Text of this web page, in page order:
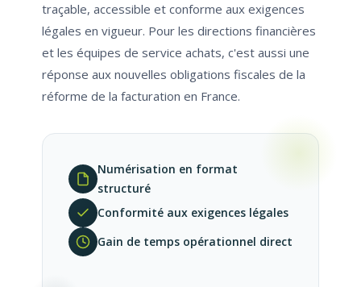
traçable, accessible et conforme aux exigences
légales en vigueur. Pour les directions financières
et les équipes de service achats, c'est aussi une
réponse aux nouvelles obligations fiscales de la
réforme de la facturation en France.
Numérisation en format
structuré
Conformité aux exigences légales
Gain de temps opérationnel direct